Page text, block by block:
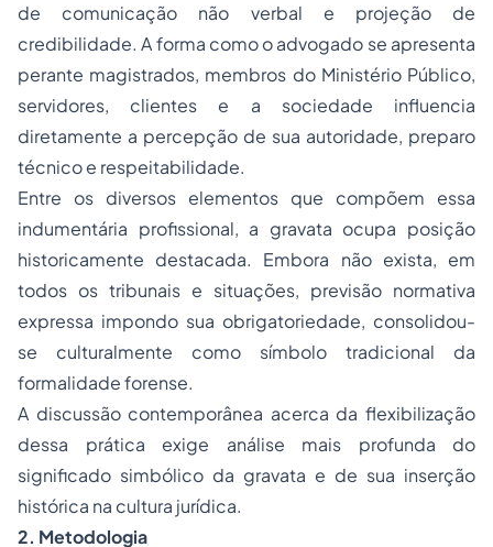
de comunicação não verbal e projeção de
credibilidade. A forma como o advogado se apresenta
perante magistrados, membros do Ministério Público,
servidores, clientes e a sociedade influencia
diretamente a percepção de sua autoridade, preparo
técnico e respeitabilidade.
Entre os diversos elementos que compõem essa
indumentária profissional, a gravata ocupa posição
historicamente destacada. Embora não exista, em
todos os tribunais e situações, previsão normativa
expressa impondo sua obrigatoriedade, consolidou-
se culturalmente como símbolo tradicional da
formalidade forense.
A discussão contemporânea acerca da flexibilização
dessa prática exige análise mais profunda do
significado simbólico da gravata e de sua inserção
histórica na cultura jurídica.
2. Metodologia